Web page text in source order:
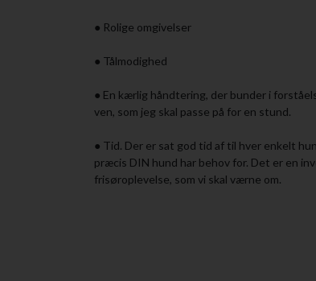
● Rolige omgivelser
● Tålmodighed
● En kærlig håndtering, der bunder i
ven, som jeg skal passe på for en stund.
● Tid. Der er sat god tid af til hver enkelt
præcis DIN hund har behov for. Det er en
frisøroplevelse, som vi skal værne om.